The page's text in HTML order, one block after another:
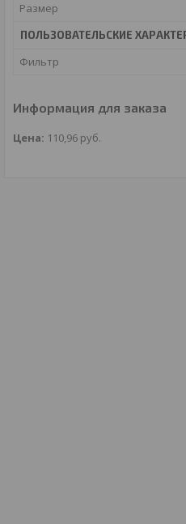
Размер
ПОЛЬЗОВАТЕЛЬСКИЕ
Фильтр
Информация для заказа
Цена: 110,96 руб.